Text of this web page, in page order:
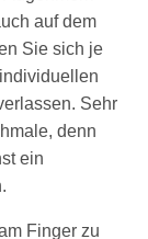
auf dem
Sie sich je
Sehr
denn
ein
Finger zu